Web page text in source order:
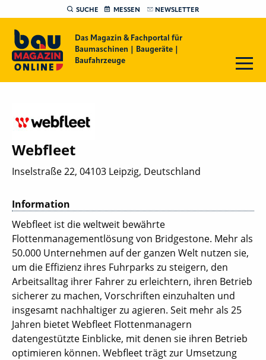
SUCHE MESSEN NEWSLETTER
Das Magazin & Fachportal für
Baumaschinen | Baugeräte |
Baufahrzeuge
Webfleet
Inselstraße 22, 04103 Leipzig, Deutschland
Information
Webfleet ist die weltweit bewährte
Flottenmanagementlösung von Bridgestone. Mehr als
50.000 Unternehmen auf der ganzen Welt nutzen sie,
um die Effizienz ihres Fuhrparks zu steigern, den
Arbeitsalltag ihrer Fahrer zu erleichtern, ihren Betrieb
sicherer zu machen, Vorschriften einzuhalten und
insgesamt nachhaltiger zu agieren. Seit mehr als 25
Jahren bietet Webfleet Flottenmanagern
datengestützte Einblicke, mit denen sie ihren Betrieb
optimieren können. Webfleet trägt zur Umsetzung